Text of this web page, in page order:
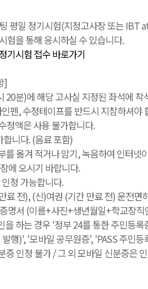
평일 정기시험(지정고사장 또는 IBT
험을 통해 응시하실 수 있습니다.
기시험 접수 바로가기
]
20분)에 해당 고사실 지정된 좌석에
펜, 수정테이프를 반드시 지참하셔야
정액은 사용 불가합니다.
니다. (음료 포함)
를 옮겨 적거나 암기, 녹음하여 인터
에 오시기 바랍니다.
정 가능합니다.
료 전), (신)여권 (기간 만료 전) 운전
명서 (이름+사진+생년월일+학교장
을 하는 경우 '정부 24를 통한 주민등록
행)', '모바일 공무원증', 'PASS 주민
증 인정 불가 / 그 외 모바일 신분증은